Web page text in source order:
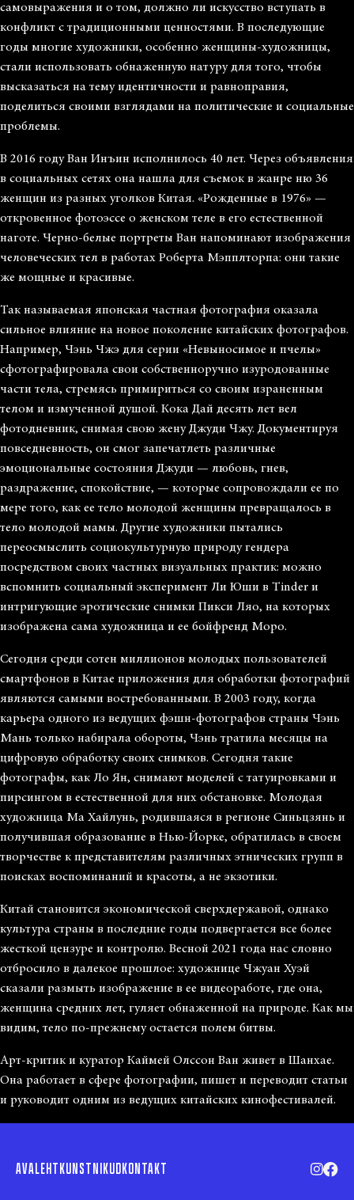
самовыражения и о том, должно ли искусство вступать в
конфликт с традиционными ценностями. В последующие
годы многие художники, особенно женщины-художницы,
стали использовать обнаженную натуру для того, чтобы
высказаться на тему идентичности и равноправия,
поделиться своими взглядами на политические и социальные
проблемы.
В 2016 году Ван Инъин исполнилось 40 лет. Через объявления
в социальных сетях она нашла для съемок в жанре ню 36
женщин из разных уголков Китая. «Рожденные в 1976» —
откровенное фотоэссе о женском теле в его естественной
наготе. Черно-белые портреты Ван напоминают изображения
человеческих тел в работах Роберта Мэпплторпа: они такие
же мощные и красивые.
Так называемая японская частная фотография оказала
сильное влияние на новое поколение китайских фотографов.
Например, Чэнь Чжэ для серии «Невыносимое и пчелы»
сфотографировала свои собственноручно изуродованные
части тела, стремясь примириться со своим израненным
телом и измученной душой. Кока Дай десять лет вел
фотодневник, снимая свою жену Джуди Чжу. Документируя
повседневность, он смог запечатлеть различные
эмоциональные состояния Джуди — любовь, гнев,
раздражение, спокойствие, — которые сопровождали ее по
мере того, как ее тело молодой женщины превращалось в
тело молодой мамы. Другие художники пытались
переосмыслить социокультурную природу гендера
посредством своих частных визуальных практик: можно
вспомнить социальный эксперимент Ли Юши в Tinder и
интригующие эротические снимки Пикси Ляо, на которых
изображена сама художница и ее бойфренд Моро.
Сегодня среди сотен миллионов молодых пользователей
смартфонов в Китае приложения для обработки фотографий
являются самыми востребованными. В 2003 году, когда
карьера одного из ведущих фэшн-фотографов страны Чэнь
Мань только набирала обороты, Чэнь тратила месяцы на
цифровую обработку своих снимков. Сегодня такие
фотографы, как Ло Ян, снимают моделей с татуировками и
пирсингом в естественной для них обстановке. Молодая
художница Ма Хайлунь, родившаяся в регионе Синьцзянь и
получившая образование в Нью-Йорке, обратилась в своем
творчестве к представителям различных этнических групп в
поисках воспоминаний и красоты, а не экзотики.
Китай становится экономической сверхдержавой, однако
культура страны в последние годы подвергается все более
жесткой цензуре и контролю. Весной 2021 года нас словно
отбросило в далекое прошлое: художнице Чжуан Хуэй
сказали размыть изображение в ее видеоработе, где она,
женщина средних лет, гуляет обнаженной на природе. Как мы
видим, тело по-прежнему остается полем битвы.
Арт-критик и куратор Каймей Олссон Ван живет в Шанхае.
Она работает в сфере фотографии, пишет и переводит статьи
и руководит одним из ведущих китайских кинофестивалей.
AVALEHTKUNSTNIKUDKONTAKT